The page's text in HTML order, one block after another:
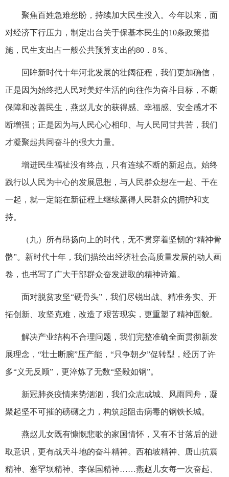
聚焦百姓急难愁盼，持续加大民生投入。今年以来，面
对经济下行压力，制定出台关于保基本民生的10条政策措
施，民生支出占一般公共预算支出的80．8％。
回眸新时代十年河北发展的壮阔征程，我们更加确信，
正是因为始终把人民对美好生活的向往作为奋斗目标，不断
保障和改善民生，燕赵儿女的获得感、幸福感、安全感才不
断增强；正是因为与人民心心相印、与人民同甘共苦，我们
才凝聚起共同奋斗的强大力量。
增进民生福祉没有终点，只有连续不断的新起点。始终
践行以人民为中心的发展思想，与人民群众想在一起、干在
一起，就一定能在新征程上继续赢得人民群众的拥护和支
持。
（九）所有昂扬向上的时代，无不贯穿着坚韧的“精神骨
骼”。新时代十年，我们描绘出经济社会高质量发展的动人画
卷，也书写了广大干部群众奋发进取的精神诗篇。
面对脱贫攻坚“硬骨头”，我们尽锐出战、精准务实、开
拓创新、攻坚克难，改造了艰苦现实，更重塑了精神面貌。
解决产业结构不合理问题，我们完整准确全面贯彻新发
展理念，“壮士断腕”压产能，“只争朝夕”促转型，经历了许
多“义无反顾”，更淬炼了无数“坚毅如钢”。
新冠肺炎疫情来势汹汹，我们众志成城、风雨同舟，凝
聚起坚不可摧的磅礴之力，构筑起阻击病毒的钢铁长城。
燕赵儿女既有慷慨悲歌的家国情怀，又有不甘落后的进
取意识，更有战天斗地的奋斗精神。西柏坡精神、唐山抗震
精神、塞罕坝精神、李保国精神……燕赵儿女每一次奋起、